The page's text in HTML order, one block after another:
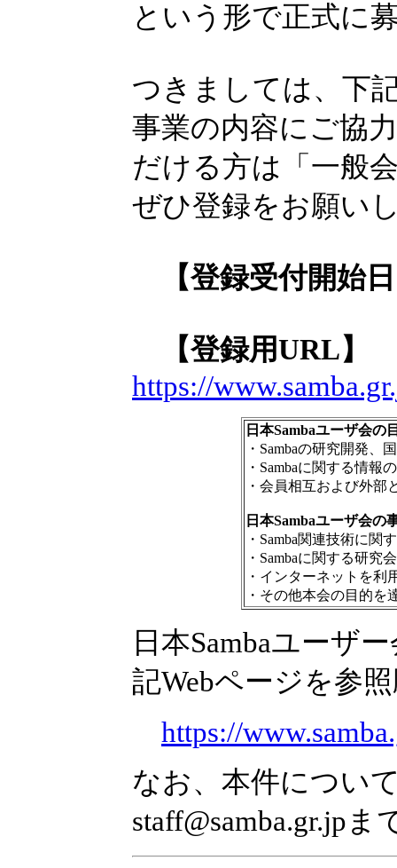
という形で正式に
つきましては、下
事業の内容にご協
だける方は「一般
ぜひ登録をお願い
【登録受付開
【登録用URL
https://
日本Sambaユーザ会の
・Sambaの研究開発、
・Sambaに関する情報
・会員相互および外部
日本Sambaユーザ会の
・Samba関連技術に関
・Sambaに関する研究
・インターネットを利
・その他本会の目的を
日本Sambaユーザ
記Webページを参
https://
なお、本件につい
staff@samba.gr.jp